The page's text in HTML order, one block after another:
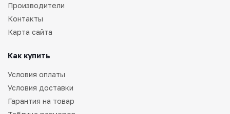
Производители
Контакты
Карта сайта
Как купить
Условия оплаты
Условия доставки
Гарантия на товар